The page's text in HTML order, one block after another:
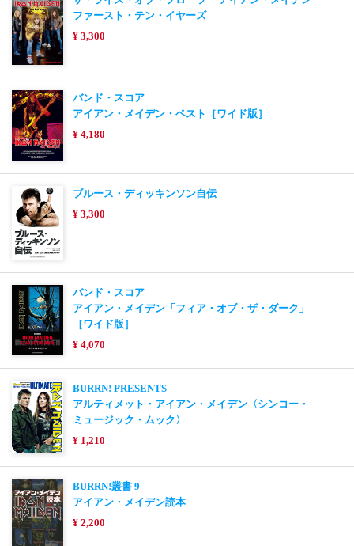
ファースト・テン・イヤーズ
¥ 3,300
バンド・スコア
アイアン・メイデン・ベスト［ワイド版］
¥ 4,180
ブルース・ディッキンソン自伝
¥ 3,300
バンド・スコア
アイアン・メイデン「フィア・オブ・ザ・ダーク」
［ワイド版］
¥ 4,070
BURRN! PRESENTS
アルティメット・アイアン・メイデン〈シンコー・
ミュージック・ムック〉
¥ 1,210
BURRN!叢書 9
アイアン・メイデン読本
¥ 2,200